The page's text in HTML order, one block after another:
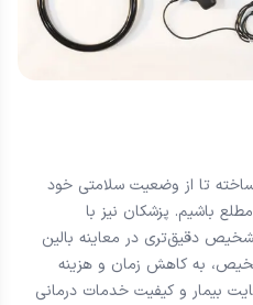
ساخته تا از وضعیت سلامتی خود
باشیم. پزشکان نیز با
دقیق‌تری در معاینه بالین
به کاهش زمان و هزینه
بیمار و کیفیت خدمات درمانی